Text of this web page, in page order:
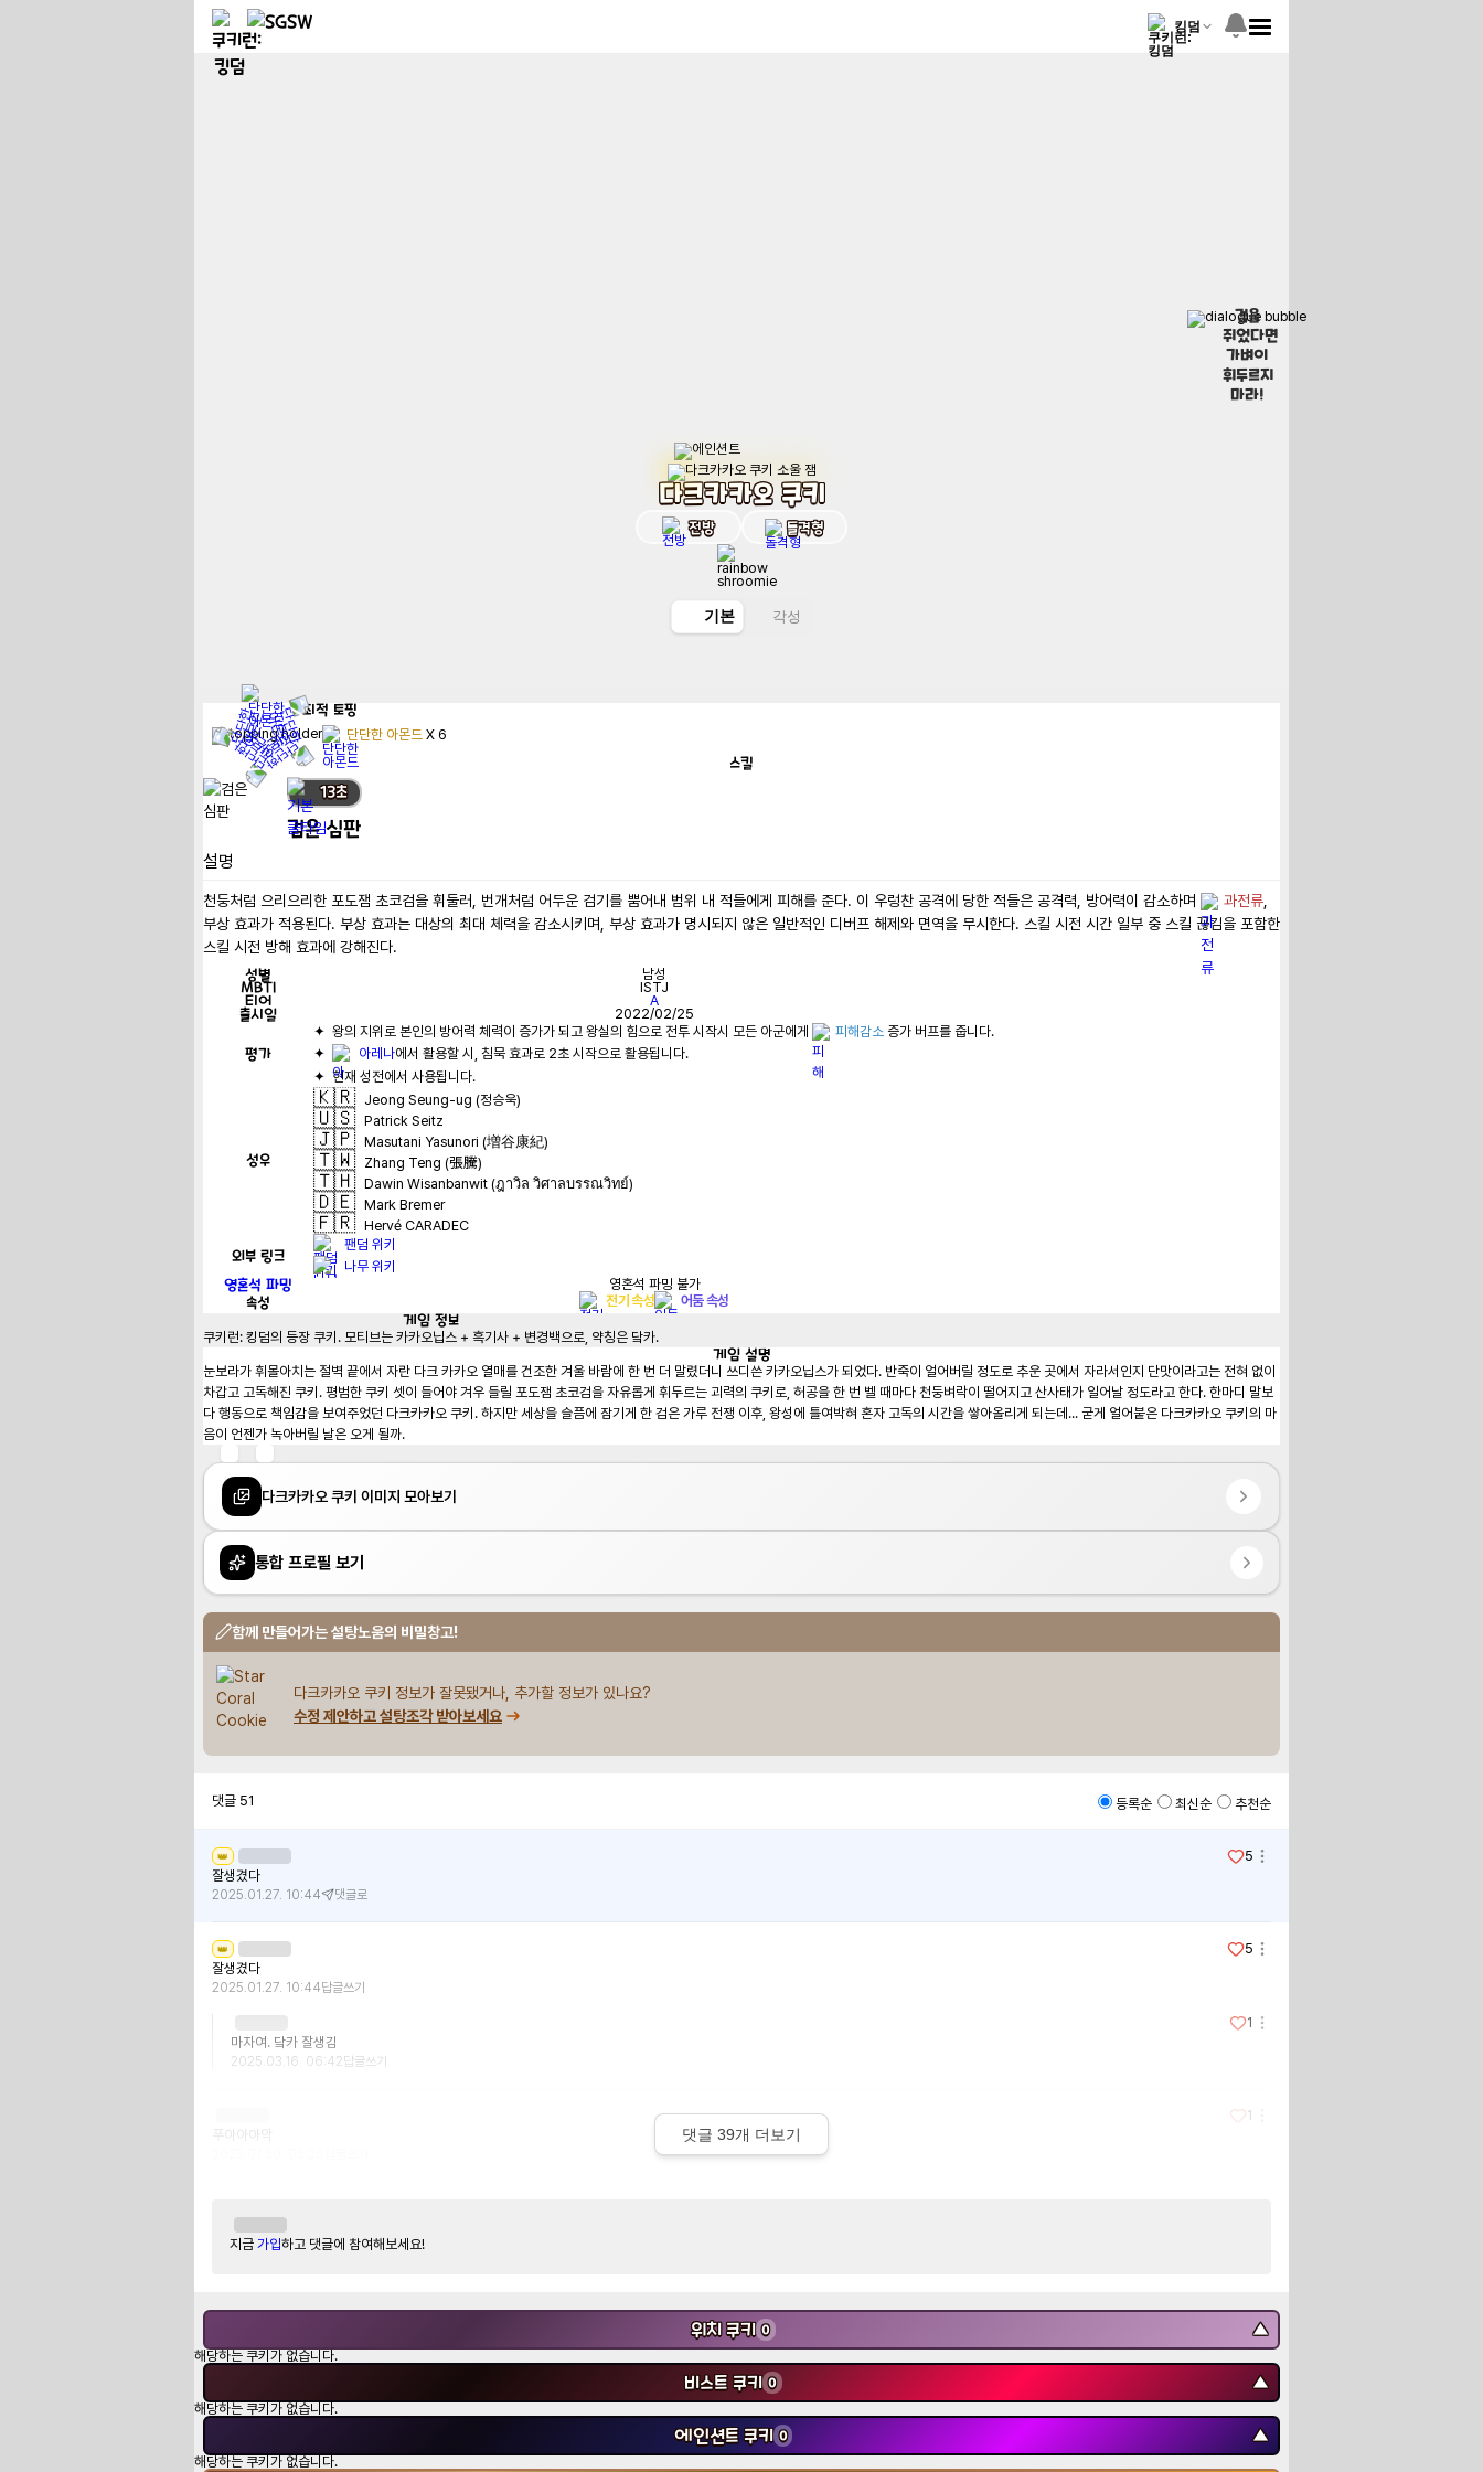
킹덤
검을
쥐었다면
가벼이
휘두르지
마라!
다크카카오 쿠키
전방 돌격형
기본 각성
최적 토핑
단단한 아몬드 X 6
스킬
13초
검은 심판
설명
천둥처럼 으리으리한 포도잼 초코검을 휘둘러, 번개처럼 어두운 검기를 뿜어내 범위 내 적들에게 피해를 준다. 이 우렁찬 공격에 당한 적들은 공격력, 방어력이 감소하며 과전류
부상 효과가 적용된다. 부상 효과는 대상의 최대 체력을 감소시키며, 부상 효과가 명시되지 않은 일반적인 디버프 해제와 면역을 무시한다. 스킬 시전 시간 일부 중 스킬 끊김을 포함한
스킬 시전 방해 효과에 강해진다.
성별 남성
MBTI ISTJ
티어 A
출시일 2022/02/25
평가
✦  왕의 지위로 본인의 방어력 체력이 증가가 되고 왕실의 힘으로 전투 시작시 모든 아군에게 피해감소
✦
아레나
성우
🇰🇷 Jeong Seung-ug (정승욱)
🇺🇸 Patrick Seitz
🇯🇵 Masutani Yasunori (増谷康紀)
🇹🇼 Zhang Teng (張騰)
🇹🇭 Dawin Wisanbanwit (ฎาวิล วิศาลบรรณวิทย์)
🇩🇪 Mark Bremer
🇫🇷 Hervé CARADEC
외부 링크
팬덤 위키
나무 위키
영혼석 파밍 영혼석 파밍 불가
속성 전기 속성 어둠 속성
게임 정보
쿠키런: 킹덤의 등장 쿠키. 모티브는 카카오닙스 + 흑기사 + 변경백으로, 약칭은 닼카.
게임 설명
눈보라가 휘몰아치는 절벽 끝에서 자란 다크 카카오 열매를 건조한 겨울 바람에 한 번 더 말렸더니 쓰디쓴 카카오닙스가 되었다. 반죽이 얼어버릴 정도로 추운 곳에서 자라서인지 단맛이라고는 전혀 없이
차갑고 고독해진 쿠키. 평범한 쿠키 셋이 들어야 겨우 들릴 포도잼 초코검을 자유롭게 휘두르는 괴력의 쿠키로, 허공을 한 번 벨 때마다 천둥벼락이 떨어지고 산사태가 일어날 정도라고 한다. 한마디 말보
다 행동으로 책임감을 보여주었던 다크카카오 쿠키. 하지만 세상을 슬픔에 잠기게 한 검은 가루 전쟁 이후, 왕성에 틀여박혀 혼자 고독의 시간을 쌓아올리게 되는데... 굳게 얼어붙은 다크카카오 쿠키의 마
음이 언젠가 녹아버릴 날은 오게 될까.
다크카카오 쿠키 이미지 모아보기
통합 프로필 보기
함께 만들어가는 설탕노움의 비밀창고!
다크카카오 쿠키 정보가 잘못됐거나, 추가할 정보가 있나요?
수정 제안하고 설탕조각 받아보세요
댓글 51 등록순 최신순 추천순
👑
5
잘생겼다
2025.01.27. 10:44 댓글로
👑
5
잘생겼다
2025.01.27. 10:44답글쓰기
1
마자여. 닼카 잘생김
2025.03.16. 06:42답글쓰기
1
푸아아아악
댓글 39개 더보기
지금 가입하고 댓글에 참여해보세요!
위치 쿠키 0 ▼
해당하는 쿠키가 없습니다.
비스트 쿠키 0 ▼
해당하는 쿠키가 없습니다.
에인션트 쿠키 0 ▼
해당하는 쿠키가 없습니다.